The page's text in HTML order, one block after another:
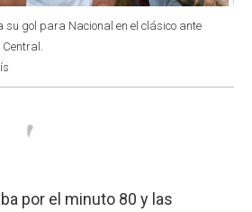
su gol para Nacional en el clásico ante
por el minuto 80 y las